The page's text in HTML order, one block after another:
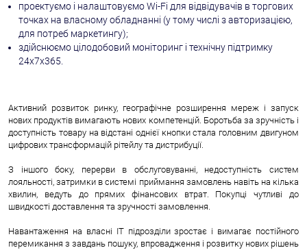
проектуємо і налаштовуємо Wi-Fi для відвідувачів в торгових
точках на власному обладнанні (у тому числі з авторизацією,
для потреб маркетингу);
здійснюємо цілодобовий моніторинг і технічну підтримку
24х7х365.
Активний розвиток ринку, географічне розширення мереж і запуск
нових продуктів вимагають нових компетенцій. Боротьба за зручність і
доступність товару на відстані однієї кнопки стала головним двигуном
цифрових трансформацій рітейлу та дистрибуції.
З іншого боку, перерви в обслуговуванні, недоступність систем
лояльності, затримки в системі приймання замовлень навіть на кілька
хвилин, ведуть до прямих фінансових втрат. Покупці чутливі до
швидкості доставлення та зручності замовлення.
Навантаження на власні IT підрозділи зростає і вимагає постійного
перемикання з завдань пошуку, впровадження і розвитку нових рішень